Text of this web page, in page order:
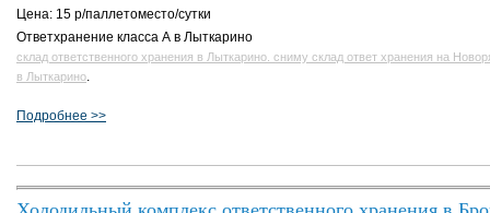
Цена: 15 р/паллетоместо/сутки
Ответхранение класса А в Лыткарино
склад ответственного хранения в Лыткарино. сниму склад ответ хранения на
в Лыткарино.
Подробнее >>